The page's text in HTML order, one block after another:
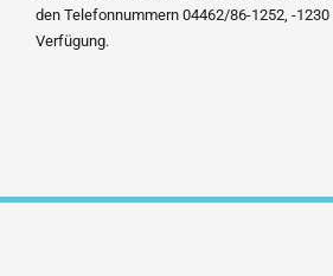
den Telefonnummern 04462/86-1252, -1230
Verfügung.